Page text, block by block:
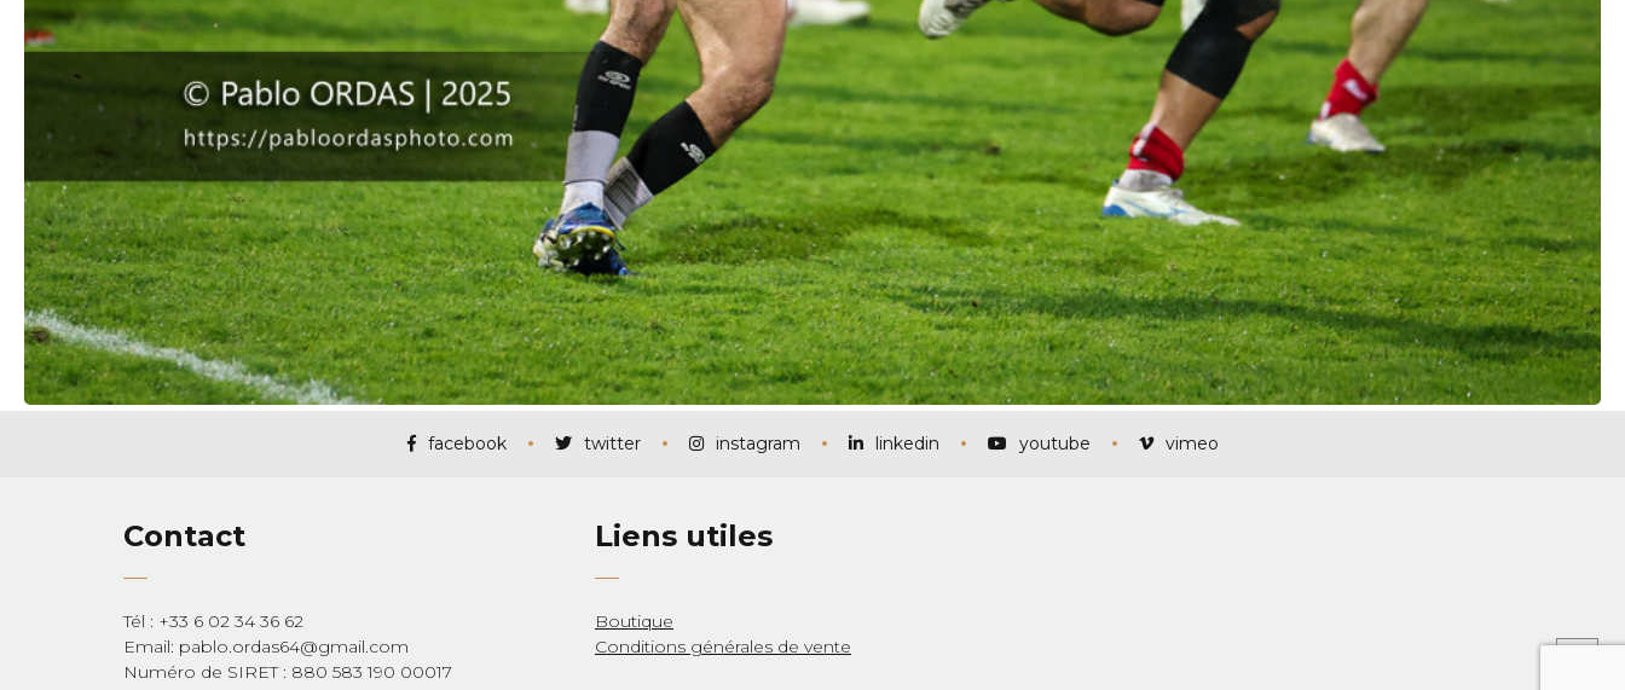
facebook twitter instagram linkedin youtube vimeo
Contact
Tél : +33 6 02 34 36 62
Email: pablo.ordas64@gmail.com
Numéro de SIRET : 880 583 190 00017
Liens utiles
Boutique
Conditions générales de vente